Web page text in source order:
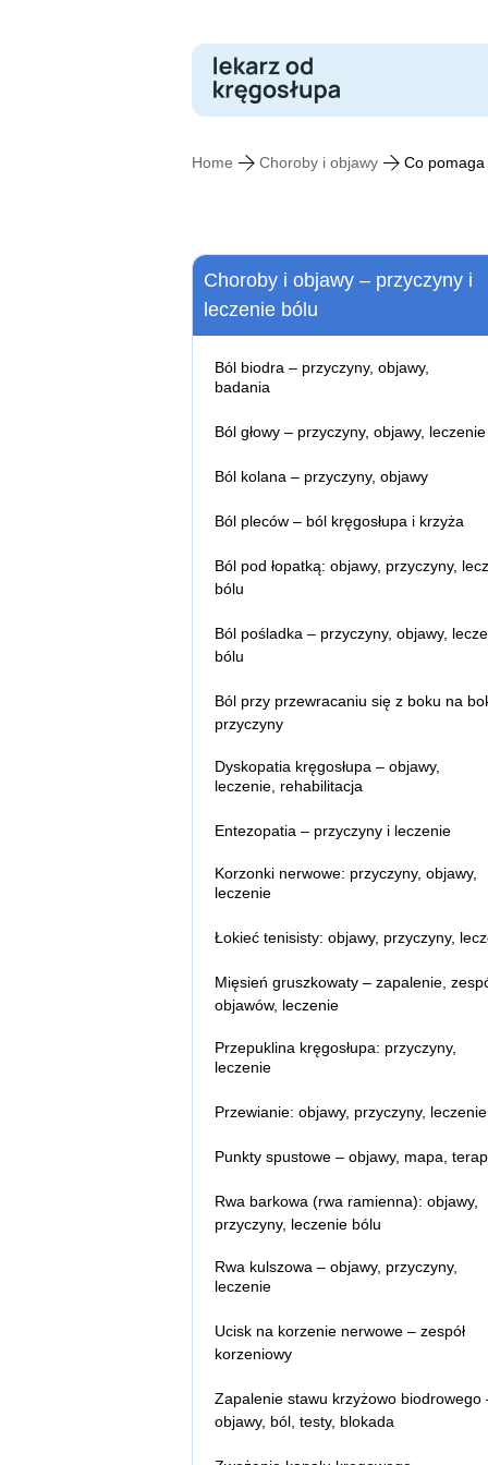
Home Choroby i objawy Co pomaga
Choroby i objawy – przyczyny i
leczenie bólu
Ból biodra – przyczyny, objawy,
badania
przyczyny, leczenie
Ból głowy – przyczyny, objawy, leczenie
Ból z tyłu głowy – przyczyny, objawy,
Co pomaga na ból głowy?
Leczenie migreny toksyną botulinową
Ból kolana – przyczyny, objawy
objawy, przyczyny, leczenie
Ból pleców – ból kręgosłupa i krzyża
pomaga, ból w nocy i przy schylaniu
Ból kręgosłupa promieniujący do nóg
Ból pleców między łopatkami –
leczenie
Ból pleców u kierowców – objawy,
przyczyny, leczenie
objawy, przyczyny, leczenie
Lumbago – objawy
Ból pod łopatką: objawy, przyczyny,
bólu
Ból pośladka – przyczyny, objawy,
bólu
Ból przy przewracaniu się z boku na
przyczyny
Dyskopatia kręgosłupa – objawy,
leczenie, rehabilitacja
leczenie, rehabilitacja
leczenie
Entezopatia – przyczyny i leczenie
Korzonki nerwowe: przyczyny, objawy,
leczenie
są, objawy, leczenie bólu
Łokieć tenisisty: objawy, przyczyny,
Mięsień gruszkowaty – zapalenie,
objawów, leczenie
Przepuklina kręgosłupa: przyczyny,
leczenie
Sekwestracja krążka
Przewianie: objawy, przyczyny, leczenie
Punkty spustowe – objawy, mapa,
Rwa barkowa (rwa ramienna): objawy,
przyczyny, leczenie bólu
Rwa kulszowa – objawy, przyczyny,
leczenie
Rwa kulszowa – jak sobie radzić w
Rwa kulszowa – jaki lekarz?
Rwa kulszowa – rehabilitacja i
Rwa kulszowa a siłownia
Ucisk na korzenie nerwowe – zespół
korzeniowy
Zapalenie stawu krzyżowo biodrowego
objawy, ból, testy, blokada